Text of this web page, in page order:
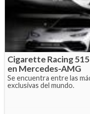
Cigarette Racing
en Mercedes-AMG
Se encuentra entre las
exclusivas del mundo.